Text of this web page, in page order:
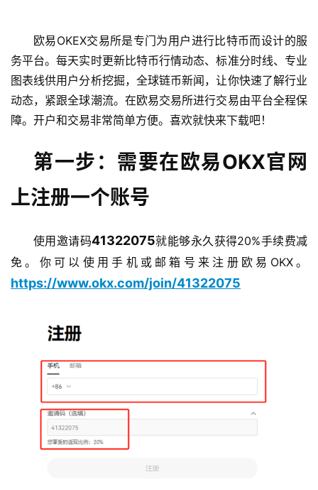
欧易OKEX交易所是专门为用户进行比特币而设计的服
务平台。每天实时更新比特币行情动态、标准分时线、专业
图表线供用户分析挖掘，全球链币新闻，让你快速了解行业
动态，紧跟全球潮流。在欧易交易所进行交易由平台全程保
障。开户和交易非常简单方便。喜欢就快来下载吧！
第一步：需要在欧易OKX官网
上注册一个账号
使用邀请码41322075就能够永久获得20%手续费减
免。你可以使用手机或邮箱号来注册欧易OKX。
https://www.okx.com/join/41322075